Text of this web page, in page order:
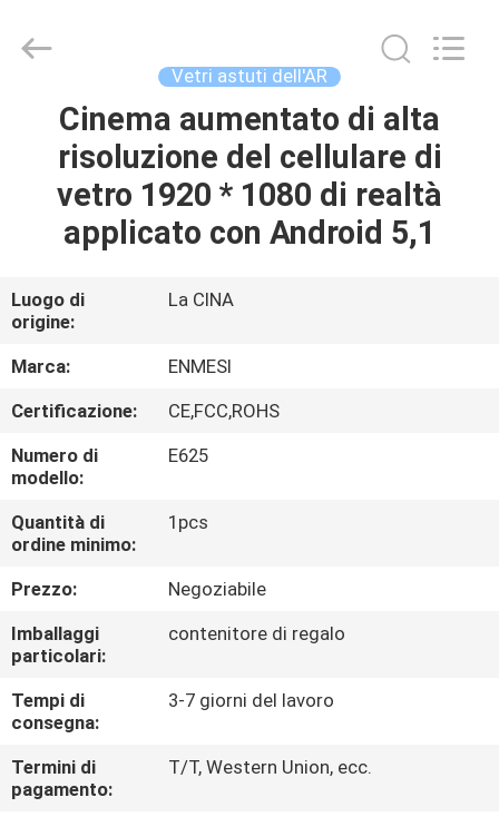
CASA
PRODOTTI
CIRCA
NOI
GIRO
DELLA
FABBRICA
CONTROLLO
DI
QUALITÀ
NOTIZIE
CASI
RICHIEDA
Technology
Vetri astuti dell'AR
Cinema aumentato di alta
risoluzione del cellulare di
vetro 1920 * 1080 di realtà
applicato con Android 5,1
Luogo di
origine:
La CINA
Marca:
ENMESI
Certificazione:
CE,FCC,ROHS
Numero di
modello:
E625
Quantità di
ordine minimo:
1pcs
Prezzo:
Negoziabile
Imballaggi
particolari:
contenitore di regalo
Tempi di
consegna:
3-7 giorni del lavoro
Termini di
pagamento:
T/T, Western Union, ecc.